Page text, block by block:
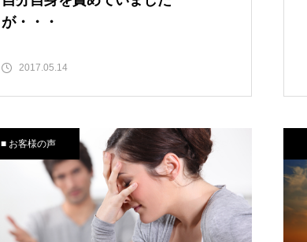
が・・・
2017.05.14
■ お客様の声